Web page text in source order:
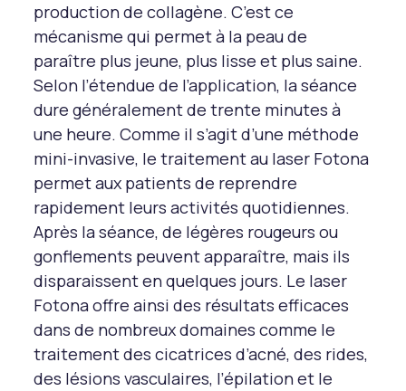
production de collagène. C’est ce
mécanisme qui permet à la peau de
paraître plus jeune, plus lisse et plus saine.
Selon l’étendue de l’application, la séance
dure généralement de trente minutes à
une heure. Comme il s’agit d’une méthode
mini-invasive, le traitement au laser Fotona
permet aux patients de reprendre
rapidement leurs activités quotidiennes.
Après la séance, de légères rougeurs ou
gonflements peuvent apparaître, mais ils
disparaissent en quelques jours. Le laser
Fotona offre ainsi des résultats efficaces
dans de nombreux domaines comme le
traitement des cicatrices d’acné, des rides,
des lésions vasculaires, l’épilation et le